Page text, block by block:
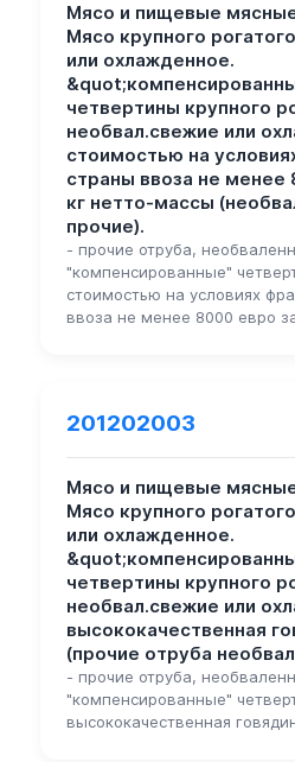
Мясо и пищевые
Мясо крупного
или охлажденное.
четвертины крупного
необвал.свежие или
стоимостью на
страны ввоза не менее
кг нетто-массы
прочие).
- прочие отруба,
"компенсированные"
стоимостью на условиях
ввоза не менее 8000 евро за
201202003
Мясо и пищевые
Мясо крупного
или охлажденное.
четвертины крупного
необвал.свежие или
высококачественная
(прочие отруба
- прочие отруба,
"компенсированные"
высококачественная